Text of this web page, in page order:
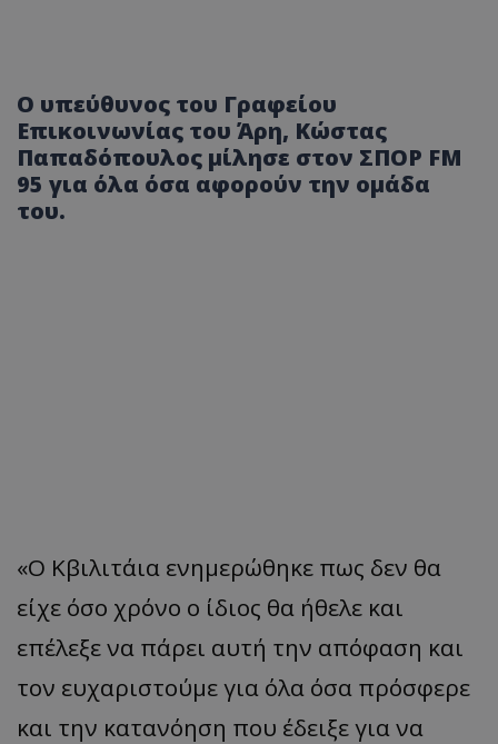
Ο υπεύθυνος του Γραφείου
Επικοινωνίας του Άρη, Κώστας
Παπαδόπουλος μίλησε στον ΣΠΟΡ FM
95 για όλα όσα αφορούν την ομάδα
του.
«Ο Κβιλιτάια ενημερώθηκε πως δεν θα
είχε όσο χρόνο ο ίδιος θα ήθελε και
επέλεξε να πάρει αυτή την απόφαση και
τον ευχαριστούμε για όλα όσα πρόσφερε
και την κατανόηση που έδειξε για να